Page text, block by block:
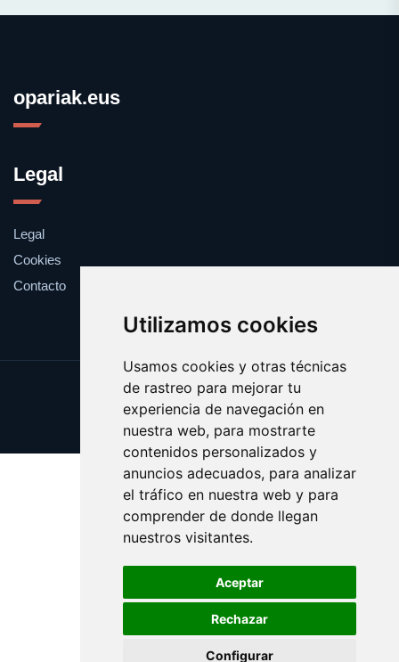
Utilizamos cookies
Usamos cookies y otras técnicas
de rastreo para mejorar tu
experiencia de navegación en
nuestra web, para mostrarte
contenidos personalizados y
anuncios adecuados, para analizar
el tráfico en nuestra web y para
comprender de donde llegan
nuestros visitantes.
Aceptar
Rechazar
Configurar
opariak.eus
Legal
Legal
Cookies
Contacto
Update cookies preferences
Copyright © 2025 opariak.eus